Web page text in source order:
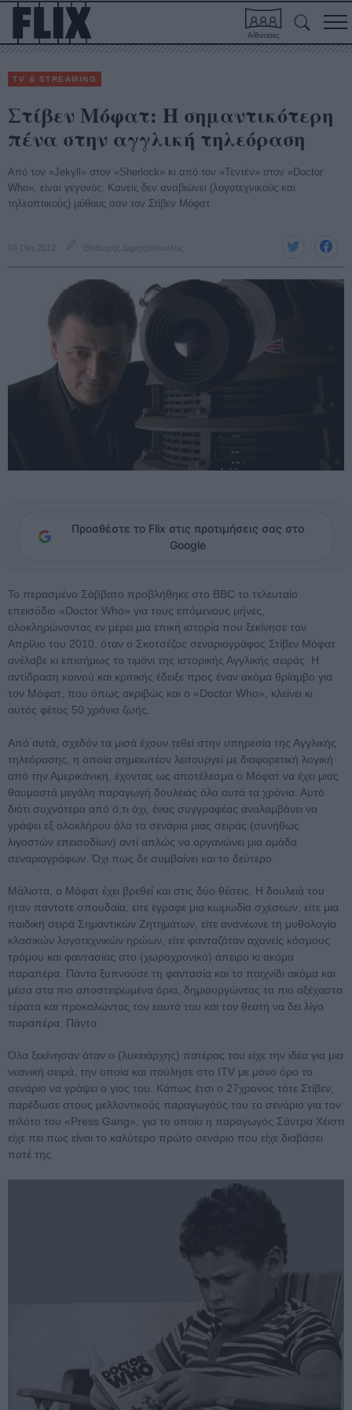
Αίθουσες
TV & STREAMING
Στίβεν Μόφατ: Η σημαντικότερη
πένα στην αγγλική τηλεόραση
Από τον «Jekyll» στον «Sherlock» κι από τον «Τεντέν» στον «Doctor
Who», είναι γεγονός: Κανείς δεν αναβιώνει (λογοτεχνικούς και
τηλεοπτικούς) μύθους σαν τον Στίβεν Μόφατ.
04 Οκτ 2012 Θοδωρής Δημητρόπουλος
Προσθέστε το Flix στις προτιμήσεις σας στο
Google
Το περασμένο Σάββατο προβλήθηκε στο BBC το τελευταίο
επεισόδιο «Doctor Who» για τους επόμενους μήνες,
ολοκληρώνοντας εν μέρει μια επική ιστορία που ξεκίνησε τον
Απρίλιο του 2010, όταν ο Σκοτσέζος σεναριογράφος Στίβεν Μόφατ
ανέλαβε κι επισήμως το τιμόνι της ιστορικής Αγγλικής σειράς. Η
αντίδραση κοινού και κριτικής έδειξε προς έναν ακόμα θρίαμβο για
τον Μόφατ, που όπως ακριβώς και ο «Doctor Who», κλείνει κι
αυτός φέτος 50 χρόνια ζωής.
Από αυτά, σχεδόν τα μισά έχουν τεθεί στην υπηρεσία της Αγγλικής
τηλεόρασης, η οποία σημειωτέον λειτουργεί με διαφορετική λογική
από την Αμερικάνικη, έχοντας ως αποτέλεσμα ο Μόφατ να έχει μιας
θαυμαστά μεγάλη παραγωγή δουλειάς όλα αυτά τα χρόνια. Αυτό
διότι συχνότερα από ό,τι όχι, ένας συγγραφέας αναλαμβάνει να
γράψει εξ ολοκλήρου όλα τα σενάρια μιας σειράς (συνήθως
λιγοστών επεισοδίων) αντί απλώς να οργανώνει μια ομάδα
σεναριογράφων. Όχι πως δε συμβαίνει και το δεύτερο.
Μάλιστα, ο Μόφατ έχει βρεθεί και στις δύο θέσεις. Η δουλειά του
ήταν πάντοτε σπουδαία, είτε έγραφε μια κωμωδία σχέσεων, είτε μια
παιδική σειρά Σημαντικών Ζητημάτων, είτε ανανέωνε τη μυθολογία
κλασικών λογοτεχνικών ηρώων, είτε φανταζόταν αχανείς κόσμους
τρόμου και φαντασίας στο (χωροχρονικό) άπειρο κι ακόμα
παραπέρα. Πάντα ξυπνούσε τη φαντασία και το παιχνίδι ακόμα και
μέσα στα πιο αποστειρωμένα όρια, δημιουργώντας τα πιο αξέχαστα
τέρατα και προκαλώντας τον εαυτό του και τον θεατή να δει λίγο
παραπέρα. Πάντα.
Όλα ξεκίνησαν όταν ο (λυκειάρχης) πατέρας του είχε την ιδέα για μια
νεανική σειρά, την οποία και πούλησε στο ITV με μόνο όρο το
σενάριο να γράψει ο γιος του. Κάπως έτσι ο 27χρονος τότε Στίβεν,
παρέδωσε στους μελλοντικούς παραγωγούς του το σενάριο για τον
πιλότο του «Press Gang», για το οποίο η παραγωγός Σάντρα Χέιστι
είχε πει πως είναι το καλύτερο πρώτο σενάριο που είχε διαβάσει
ποτέ της.